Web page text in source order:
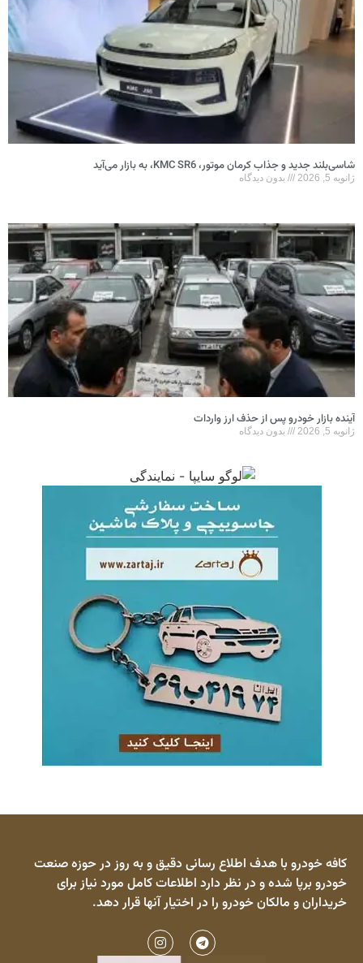
شاسی‌بلند جدید و جذاب کرمان موتور، KMC SR6، به بازار می‌آید
ژانویه 5, 2026 بدون دیدگاه
آینده بازار خودرو پس از حذف ارز واردات
ژانویه 5, 2026 بدون دیدگاه
کافه خودرو با هدف اطلاع رسانی دقیق و به روز در حوزه صنعت
خودرو برپا شده و در نظر دارد اطلاعات کامل مورد نیاز برای
خریداران و مالکان خودرو را در اختیار آنها قرار دهد.